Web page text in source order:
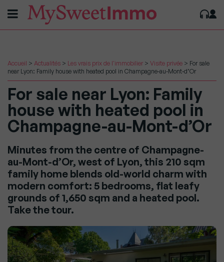
Accueil > Actualités > Les vrais prix de l'immobilier > Visite privée > For sale
near Lyon: Family house with heated pool in Champagne-au-Mont-d’Or
For sale near Lyon: Family
house with heated pool in
Champagne-au-Mont-d’Or
Minutes from the centre of Champagne-
au-Mont-d’Or, west of Lyon, this 210 sqm
family home blends old-world charm with
modern comfort: 5 bedrooms, flat leafy
grounds of 1,650 sqm and a heated pool.
Take the tour.